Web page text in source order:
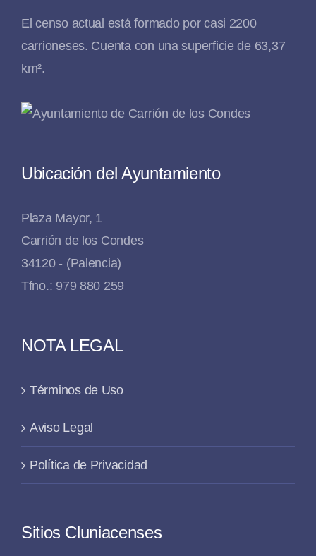
El censo actual está formado por casi 2200
carrioneses. Cuenta con una superficie de 63,37
km².
Ubicación del Ayuntamiento
Plaza Mayor, 1
Carrión de los Condes
34120 - (Palencia)
Tfno.: 979 880 259
NOTA LEGAL
Términos de Uso
Aviso Legal
Política de Privacidad
Sitios Cluniacenses